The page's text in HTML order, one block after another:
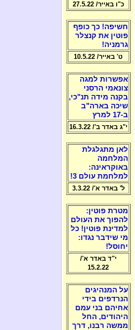
כ"ו באייר/ 27.5.22
חשיפה! כך כופף
פוטין את קנצלר
גרמניה!
ט' באייר/ 10.5.22
אפשרות למגה
צונאמי הרסני
בקנה מידה תנ"כי,
שיכה בארה"ב
ב-17 למרץ
י"ג באדר ב'/ 16.3.22
לאן מתגלגלת
המלחמה
באוקראינה:
למלחמת עולם 3!
ל' באדר א'/ 3.3.22
מטרת פוטין:
להפוך את העולם
למדינת פוטין! כל
מי שידבר נגדו:
יחוסל!
י"ד באדר א'/
15.2.22
על המנהיגים
הנרדפים בידי
אחיהם בני עמם
היהודים, החל
ממשה רבנו, דרך